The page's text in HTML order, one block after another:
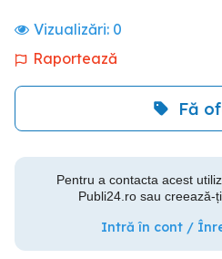
Vizualizări: 0
Raportează
Fă
Pentru a contacta acest
Publi24.ro sau creează-
Intră în cont /